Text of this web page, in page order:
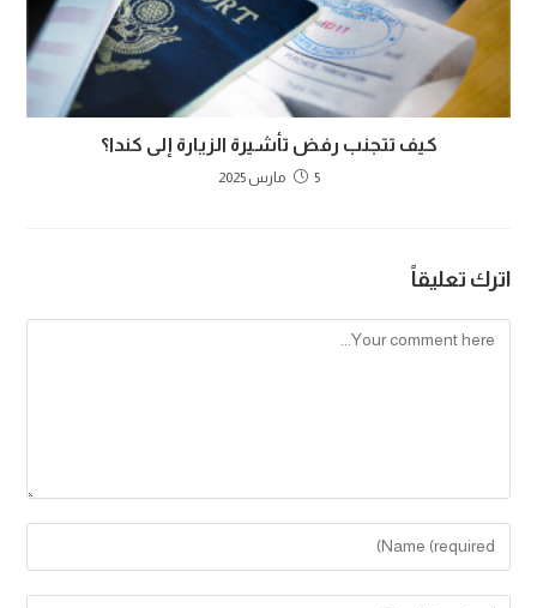
كيف تتجنب رفض تأشيرة الزيارة إلى كندا؟
5 مارس 2025
اترك تعليقاً
Comment
Enter
your
name